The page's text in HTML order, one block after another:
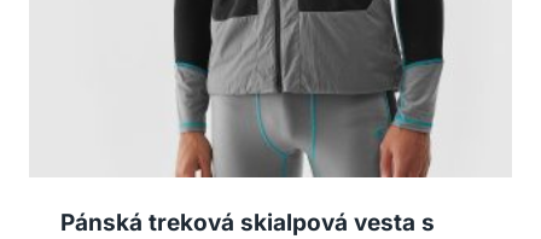
Pánská treková skialpová vesta s